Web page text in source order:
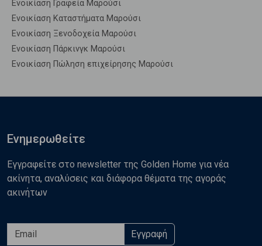
Ενοικίαση Γραφεία Μαρούσι
Ενοικίαση Καταστήματα Μαρούσι
Ενοικίαση Ξενοδοχεία Μαρούσι
Ενοικίαση Πάρκινγκ Μαρούσι
Ενοικίαση Πώληση επιχείρησης Μαρούσι
Ενημερωθείτε
Εγγραφείτε στο newsletter της Golden Home για νέα
ακίνητα, αναλύσεις και διάφορα θέματα της αγοράς
ακινήτων
Εγγραφή